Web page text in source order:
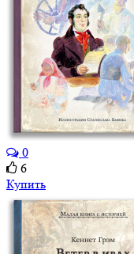
0
6
Купить